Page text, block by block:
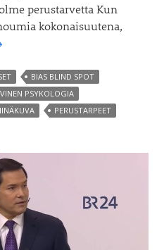
perustarvetta Kun
kokonaisuutena,
BIAS BLIND SPOT
PSYKOLOGIA
PERUSTARPEET